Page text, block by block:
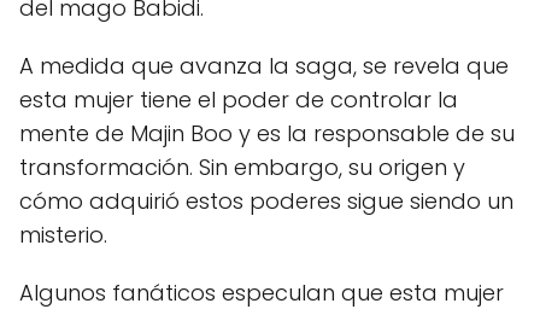
del mago Babidi.
A medida que avanza la saga, se revela que
esta mujer tiene el poder de controlar la
mente de Majin Boo y es la responsable de su
transformación. Sin embargo, su origen y
cómo adquirió estos poderes sigue siendo un
misterio.
Algunos fanáticos especulan que esta mujer